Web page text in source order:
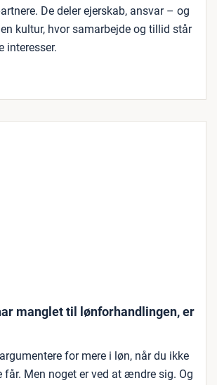
De deler ejerskab, ansvar – og
kultur, hvor samarbejde og tillid står
interesser.
manglet til lønforhandlingen, er
for mere i løn, når du ikke
får. Men noget er ved at ændre sig. Og